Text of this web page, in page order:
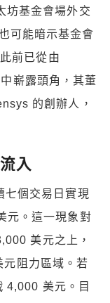
坊基金會場外交
可能暗示基金會
此前已從由
嶄露頭角，其董
的創辦人，
入
七個交易日實現
元。這一現象對
美元之上，
元阻力區域。若
4,000 美元。目